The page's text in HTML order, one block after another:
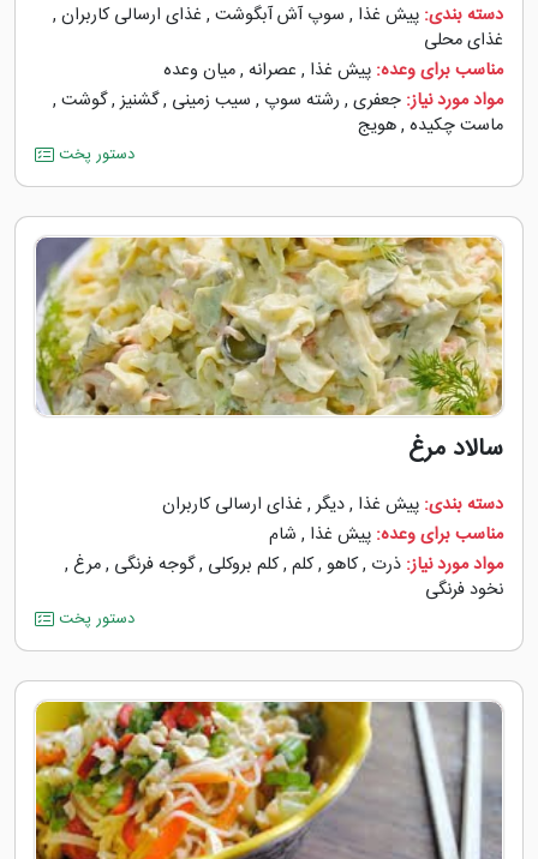
دسته بندی: پیش غذا , سوپ آش آبگوشت , غذای ارسالی کاربران ,
غذای محلی
مناسب برای وعده: پیش غذا , عصرانه ,میان وعده
مواد مورد نیاز: جعفری , رشته سوپ , سیب زمینی ,گشنیز,گوشت ,
ماست چکیده ,هویج
دستور پخت
سالاد مرغ
دسته بندی: پیش غذا ,دیگر, غذای ارسالی کاربران
مناسب برای وعده: پیش غذا , شام
مواد مورد نیاز: ذرت ,کاهو ,کلم ,کلم بروکلی ,گوجه ‌فرنگی ,مرغ ,
نخود فرنگی
دستور پخت